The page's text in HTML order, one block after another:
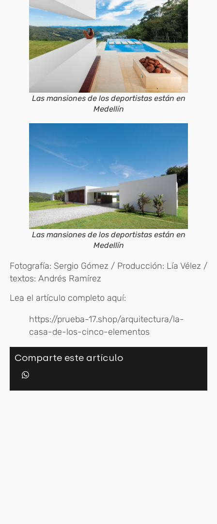
Las mansiones de los deportistas están en
Medellín
Las mansiones de los deportistas están en
Medellín
Fotografía: Sergio Gómez / Producción: Lía Vélez /
textos: Andrés Ramírez
Lea el artículo completo aquí:
https://prueba-17.shop/arquitectura/la-
casa-de-los-cinco-elementos
Comparte este artículo